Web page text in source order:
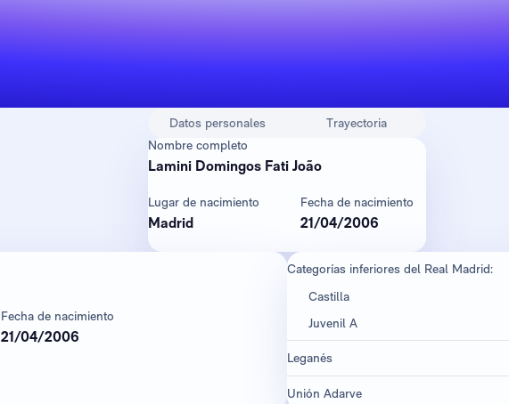
Datos personales
Trayectoria
Nombre completo
Lamini Domingos Fati João
Lugar de nacimiento
Madrid
Fecha de nacimiento
21/04/2006
Fecha de nacimiento
21/04/2006
Categorías inferiores del Real Madrid:
Castilla
Juvenil A
Leganés
Unión Adarve